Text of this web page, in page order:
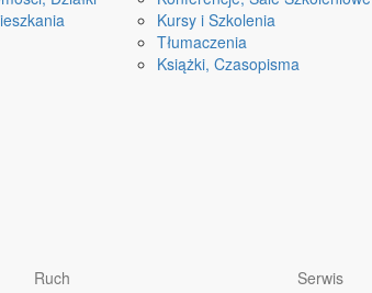
Kursy i Szkolenia
Tłumaczenia
Książki, Czasopisma
Ruch
Serwis